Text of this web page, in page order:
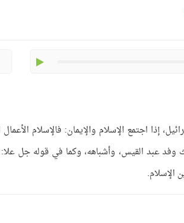
إذا اجتمع الإسلام والإيمان: فالإسلام الأعمال
وفد عبد القيس، وأشباهه، وكما في قوله جل علا: